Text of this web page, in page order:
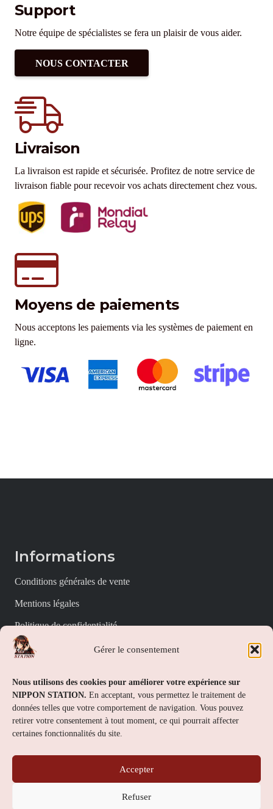
Gérer le consentement
Nous utilisons des cookies pour améliorer votre expérience sur
NIPPON STATION. En acceptant, vous permettez le traitement de
données telles que votre comportement de navigation. Vous pouvez
retirer votre consentement à tout moment, ce qui pourrait affecter
certaines fonctionnalités du site.
Accepter
Refuser
Support
Notre équipe de spécialistes se fera un plaisir de vous aider.
NOUS CONTACTER
Livraison
La livraison est rapide et sécurisée. Profitez de notre service de
livraison fiable pour recevoir vos achats directement chez vous.
Moyens de paiements
Nous acceptons les paiements via les systèmes de paiement en
ligne.
Informations
Conditions générales de vente
Mentions légales
Politique de confidentialité
Politique de cookies (UE)
Nippon Station
À propos
FAQs
Contact